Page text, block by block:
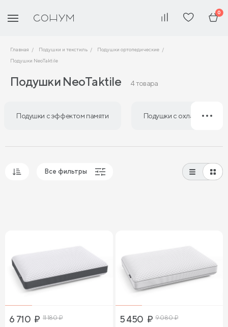
0
Главная Подушки и текстиль
Подушки ортопедические
Подушки NeoTaktile
Подушки NeoTaktile 4 товара
Подушки с эффектом памяти Подушки с охлаждающим
Все фильтры
6 710 ₽ 11 180₽
5 450 ₽ 9 080₽